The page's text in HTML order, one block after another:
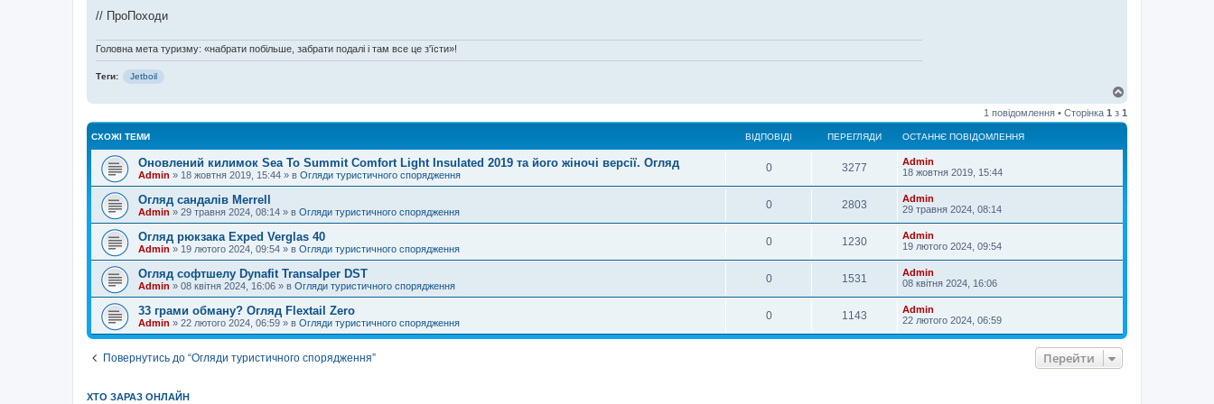
// ПроПоходи
Головна мета туризму: «набрати побільше, забрати подалі і там все це з'їсти»!
Теги: Jetboil
г
о
1 повідомлення • Сторінка 1 з 1
СХОЖІ ТЕМИ ВІДПОВІДІ ПЕРЕГЛЯДИ ОСТАННЄ ПОВІДОМЛЕННЯ
Оновлений килимок Sea To Summit Comfort Light Insulated 2019 та його жіночі версії. Огляд
Admin » 18 жовтня 2019, 15:44 » в Огляди туристичного спорядження
0 3277
Admin
18 жовтня 2019, 15:44
Огляд сандалів Merrell
Admin » 29 травня 2024, 08:14 » в Огляди туристичного спорядження
0 2803
Admin
29 травня 2024, 08:14
Огляд рюкзака Exped Verglas 40
Admin » 19 лютого 2024, 09:54 » в Огляди туристичного спорядження
0 1230
Admin
19 лютого 2024, 09:54
Огляд софтшелу Dynafit Transalper DST
Admin » 08 квітня 2024, 16:06 » в Огляди туристичного спорядження
0 1531
Admin
08 квітня 2024, 16:06
33 грами обману? Огляд Flextail Zero
Admin » 22 лютого 2024, 06:59 » в Огляди туристичного спорядження
0 1143
Admin
22 лютого 2024, 06:59
Повернутись до “Огляди туристичного спорядження” Перейти
ХТО ЗАРАЗ ОНЛАЙН